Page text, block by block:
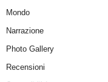
Mondo
Narrazione
Photo Gallery
Recensioni